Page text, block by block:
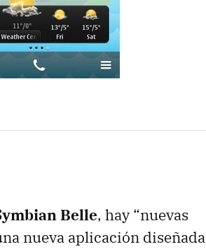
Belle, hay “nuevas
nueva aplicación diseñada